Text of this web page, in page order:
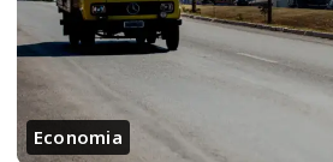
Economia